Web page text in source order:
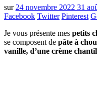
sur 24 novembre 2022 31
Facebook Twitter Pinterest
Je vous présente mes petits
se composent de pâte à
vanille, d’une crème